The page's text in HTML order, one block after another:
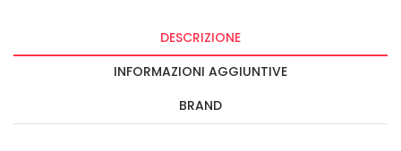
DESCRIZIONE
INFORMAZIONI AGGIUNTIVE
BRAND